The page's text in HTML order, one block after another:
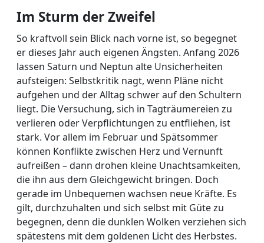
Im Sturm der Zweifel
So kraftvoll sein Blick nach vorne ist, so begegnet
er dieses Jahr auch eigenen Ängsten. Anfang 2026
lassen Saturn und Neptun alte Unsicherheiten
aufsteigen: Selbstkritik nagt, wenn Pläne nicht
aufgehen und der Alltag schwer auf den Schultern
liegt. Die Versuchung, sich in Tagträumereien zu
verlieren oder Verpflichtungen zu entfliehen, ist
stark. Vor allem im Februar und Spätsommer
können Konflikte zwischen Herz und Vernunft
aufreißen – dann drohen kleine Unachtsamkeiten,
die ihn aus dem Gleichgewicht bringen. Doch
gerade im Unbequemen wachsen neue Kräfte. Es
gilt, durchzuhalten und sich selbst mit Güte zu
begegnen, denn die dunklen Wolken verziehen sich
spätestens mit dem goldenen Licht des Herbstes.